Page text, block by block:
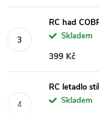
RC had
Skladem
399 Kč
RC letadlo
Skladem